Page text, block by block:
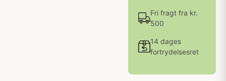
Fri fragt fra kr.
500
14 dages
fortrydelsesret